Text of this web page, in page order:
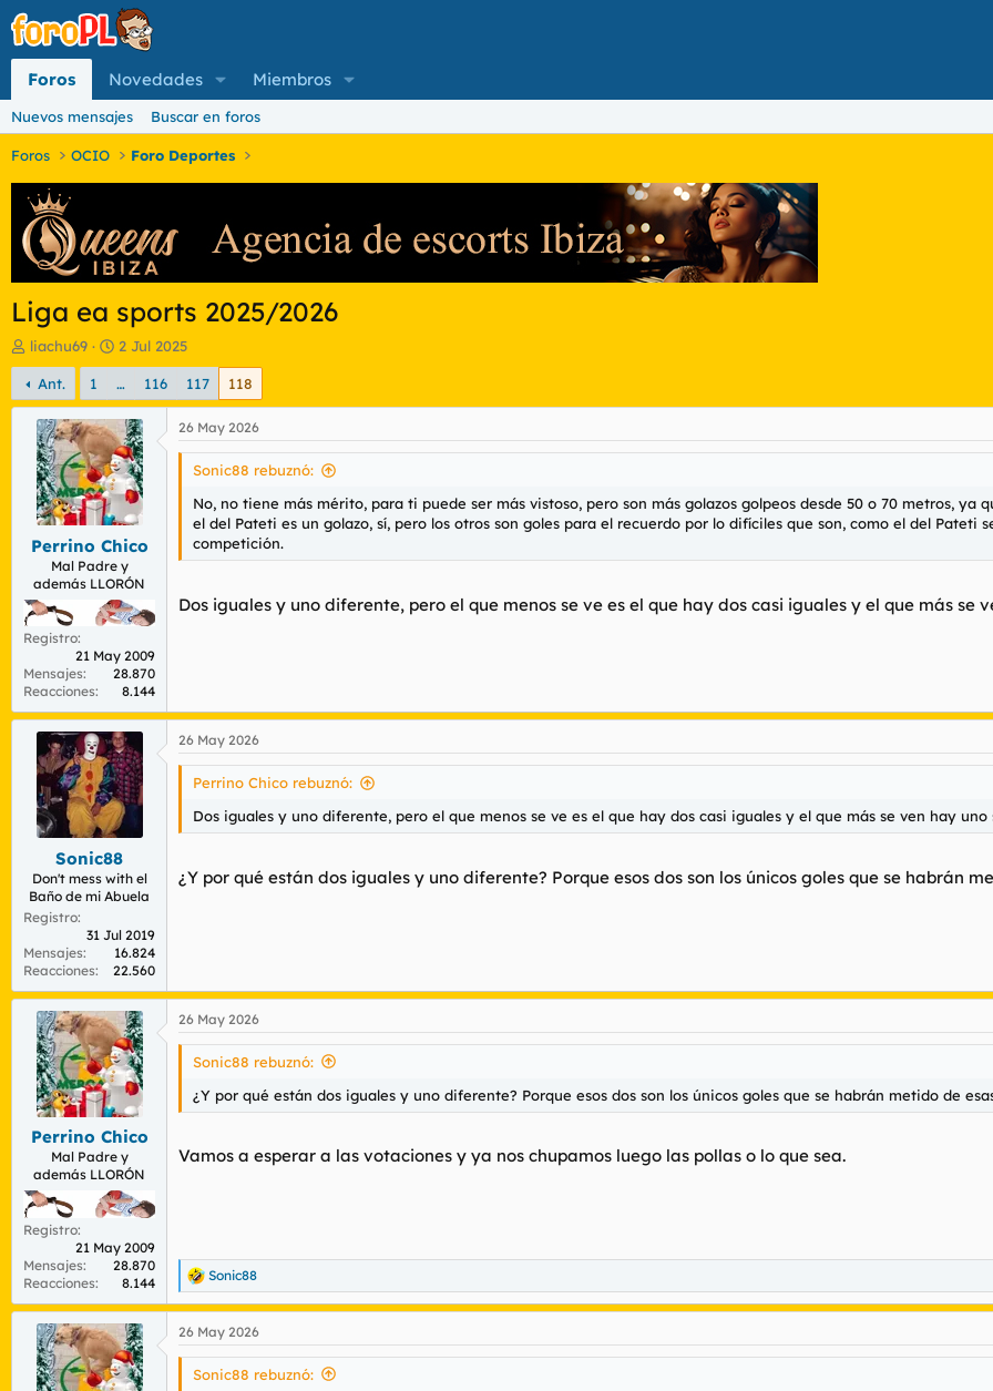
Foros Novedades Miembros
Nuevos mensajes Buscar en foros
Foros OCIO Foro Deportes
Liga ea sports 2025/2026
I
n
i
c
a
d
o
d
e
t
e
a
liachu69
F
e
c
h
a
d
e
i
n
i
c
i
o
2 Jul 2025
Ant. 1 … 116 117 118
Perrino Chico
Mal Padre y
además LLORÓN
Registro
21 May 2009
Mensajes
28.870
Reacciones
8.144
26 May 2026
Sonic88 rebuznó:
No, no tiene más mérito, para ti puede ser más vistoso, pero son más golazos golpeos desde 50 o 70 metros,
el del Pateti es un golazo, sí, pero los otros son goles para el recuerdo por lo difíciles que son, como el del
competición.
Dos iguales y uno diferente, pero el que menos se ve es el que hay dos casi iguales y el que más se
Sonic88
Don't mess with el
Baño de mi Abuela
Registro
31 Jul 2019
Mensajes
16.824
Reacciones
22.560
26 May 2026
Perrino Chico rebuznó:
Dos iguales y uno diferente, pero el que menos se ve es el que hay dos casi iguales y el que más se ven hay uno
¿Y por qué están dos iguales y uno diferente? Porque esos dos son los únicos goles que se habrán
Perrino Chico
Mal Padre y
además LLORÓN
Registro
21 May 2009
Mensajes
28.870
Reacciones
8.144
26 May 2026
Sonic88 rebuznó:
¿Y por qué están dos iguales y uno diferente? Porque esos dos son los únicos goles que se habrán metido de
Vamos a esperar a las votaciones y ya nos chupamos luego las pollas o lo que sea.
R
e
a
c
c
Sonic88
26 May 2026
Sonic88 rebuznó: